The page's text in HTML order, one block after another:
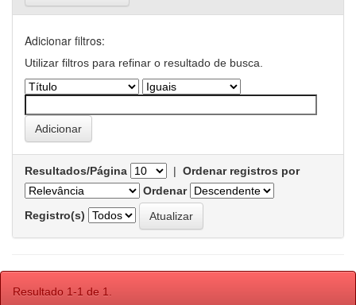
Adicionar filtros:
Utilizar filtros para refinar o resultado de busca.
Resultados/Página | Ordenar registros por
Ordenar
Registro(s)
Resultado 1-1 de 1.